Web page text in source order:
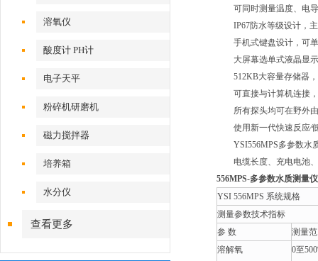
溶氧仪
酸度计 PH计
电子天平
粉碎机研磨机
磁力搅拌器
培养箱
水分仪
查看更多
可同时测量温度、电导
IP67防水等级设计，主
手机式键盘设计，可单
大屏幕选单式液晶显示
512KB大容量存储器，
可直接与计算机连接，
所有探头均可在野外由
使用新一代快速反应∕
YSI556MPS多参数水
电缆长度、充电电池、
556MPS-多参数水质测量仪
YSI 556MPS 系统规格
测量参数技术指标
参 数
测量
溶解氧
0至